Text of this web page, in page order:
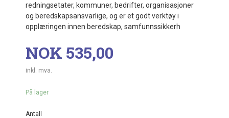
redningsetater, kommuner, bedrifter, organisasjoner
og beredskapsansvarlige, og er et godt verktøy i
opplæringen innen beredskap, samfunnssikkerh
Pris
NOK 535,00
inkl. mva.
På lager
Antall